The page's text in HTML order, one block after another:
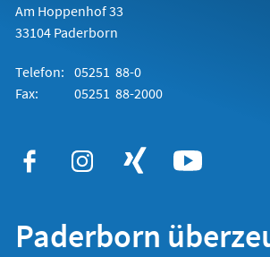
Am Hoppenhof 33
33104 Paderborn
Telefon: 05251 88-0
Fax:
05251 88-2000
Paderborn